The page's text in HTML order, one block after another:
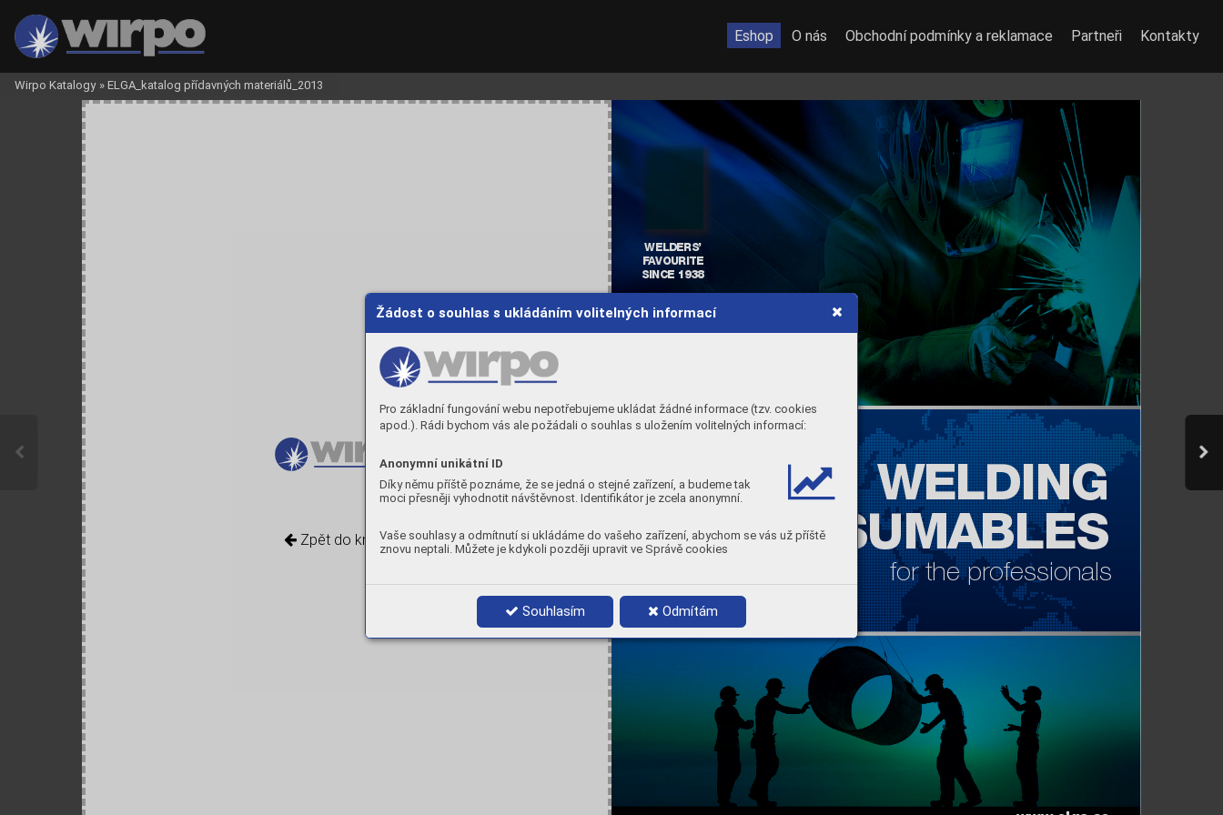
Žádost o souhlas s ukládáním volitelných informací
Pro základní fungování webu nepotřebujeme ukládat žádné informace (tzv. cookies
apod.). Rádi bychom vás ale požádali o souhlas s uložením volitelných informací:
Anonymní unikátní ID
Díky němu příště poznáme, že se jedná o stejné zařízení, a budeme tak
moci přesněji vyhodnotit návštěvnost. Identifikátor je zcela anonymní.
Vaše souhlasy a odmítnutí si ukládáme do vašeho zařízení, abychom se vás už příště
znovu neptali. Můžete je kdykoli později upravit ve Správě cookies
Souhlasím Odmítám
Zpět do knihovny
WELDING
CONSUMABLES
for the professionals
WELDERS’
FAVOURITE
SINCE 1938
Eshop O nás Obchodní podmínky a reklamace Partneři Kontakty
Wirpo Katalogy » ELGA_katalog přídavných materiálů_2013